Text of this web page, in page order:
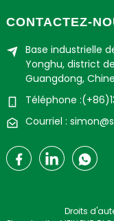
CONTACTEZ-
Base industrielle
Yonghu, district
Guangdong,
Téléphone
Courriel :
Droits